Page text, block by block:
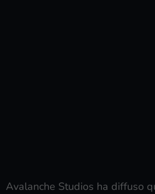
Avalanche Studios ha diffuso